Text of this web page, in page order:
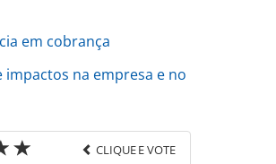
em cobrança
impactos na empresa e no
CLIQUE E VOTE